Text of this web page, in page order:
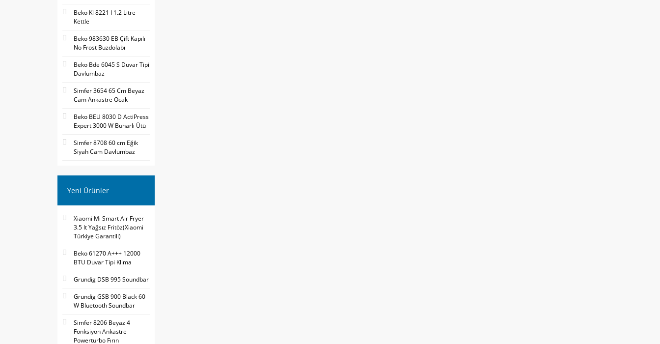
Beko Kl 8221 I 1.2 Litre
Kettle
Beko 983630 EB Çift Kapılı
No Frost Buzdolabı
Beko Bde 6045 S Duvar Tipi
Davlumbaz
Simfer 3654 65 Cm Beyaz
Cam Ankastre Ocak
Beko BEU 8030 D ActiPress
Expert 3000 W Buharlı Ütü
Simfer 8708 60 cm Eğik
Siyah Cam Davlumbaz
Yeni Ürünler
Xiaomi Mi Smart Air Fryer
3.5 lt Yağsız Fritöz(Xiaomi
Türkiye Garantili)
Beko 61270 A+++ 12000
BTU Duvar Tipi Klima
Grundig DSB 995 Soundbar
Grundig GSB 900 Black 60
W Bluetooth Soundbar
Simfer 8206 Beyaz 4
Fonksiyon Ankastre
Powerturbo Fırın